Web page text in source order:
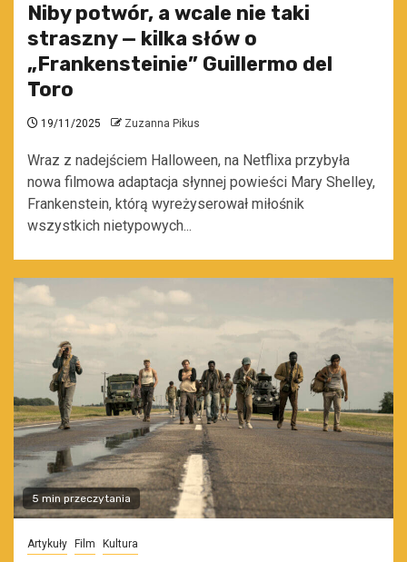
Niby potwór, a wcale nie taki
straszny — kilka słów o
„Frankensteinie” Guillermo del
Toro
19/11/2025 Zuzanna Pikus
Wraz z nadejściem Halloween, na Netflixa przybyła
nowa filmowa adaptacja słynnej powieści Mary Shelley,
Frankenstein, którą wyreżyserował miłośnik
wszystkich nietypowych...
5 min przeczytania
Artykuły Film Kultura